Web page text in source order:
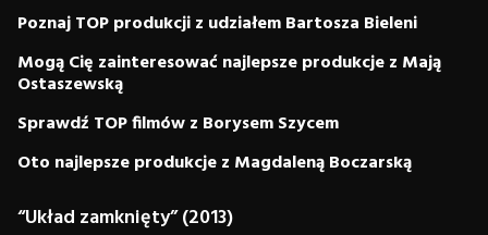
Poznaj TOP produkcji z udziałem Bartosza Bieleni
Mogą Cię zainteresować najlepsze produkcje z Mają
Ostaszewską
Sprawdź TOP filmów z Borysem Szycem
Oto najlepsze produkcje z Magdaleną Boczarską
“Układ zamknięty” (2013)